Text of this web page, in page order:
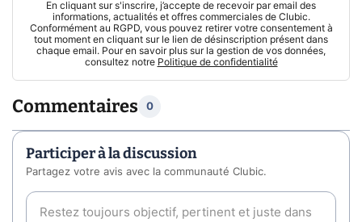
En cliquant sur s'inscrire, j’accepte de recevoir par email des
informations, actualités et offres commerciales de Clubic.
Conformément au RGPD, vous pouvez retirer votre consentement à
tout moment en cliquant sur le lien de désinscription présent dans
chaque email. Pour en savoir plus sur la gestion de vos données,
consultez notre Politique de confidentialité
Commentaires 0
Participer à la discussion
Partagez votre avis avec la communauté Clubic.